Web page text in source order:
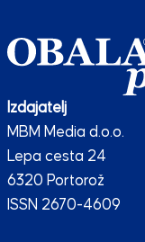
Izdajatelj
MBM Media d.o.o.
Lepa cesta 24
6320 Portorož
ISSN 2670-4609